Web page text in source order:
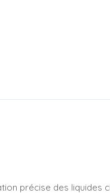
précise des liquides